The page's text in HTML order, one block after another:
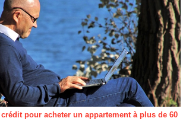
pour acheter un appartement à plus de 60